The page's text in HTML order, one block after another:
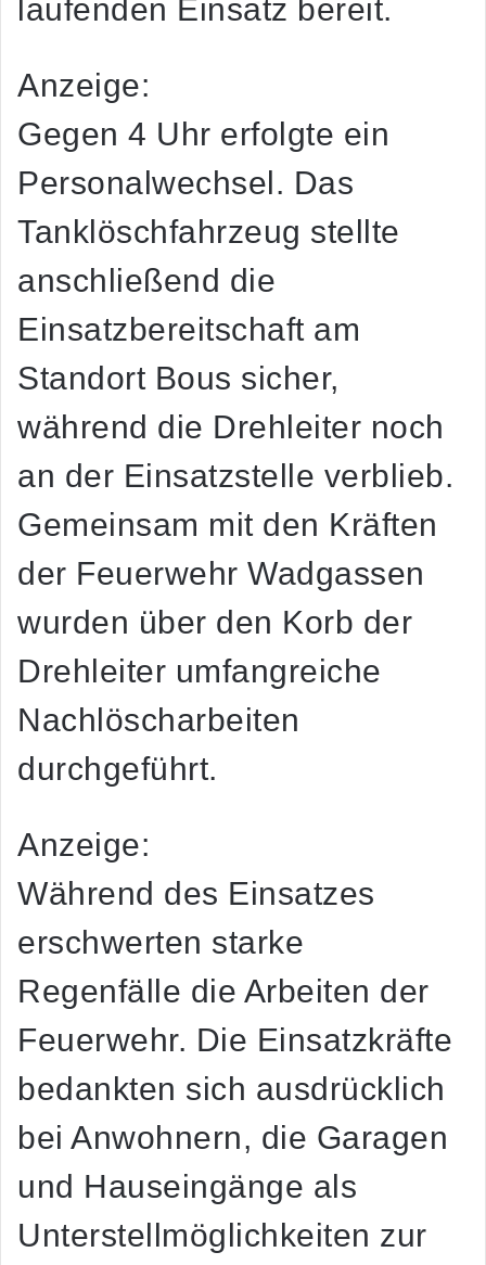
laufenden Einsatz bereit.
Anzeige:
Gegen 4 Uhr erfolgte ein
Personalwechsel. Das
Tanklöschfahrzeug stellte
anschließend die
Einsatzbereitschaft am
Standort Bous sicher,
während die Drehleiter noch
an der Einsatzstelle verblieb.
Gemeinsam mit den Kräften
der Feuerwehr Wadgassen
wurden über den Korb der
Drehleiter umfangreiche
Nachlöscharbeiten
durchgeführt.
Anzeige:
Während des Einsatzes
erschwerten starke
Regenfälle die Arbeiten der
Feuerwehr. Die Einsatzkräfte
bedankten sich ausdrücklich
bei Anwohnern, die Garagen
und Hauseingänge als
Unterstellmöglichkeiten zur